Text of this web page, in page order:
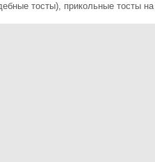
тосты), прикольные тосты